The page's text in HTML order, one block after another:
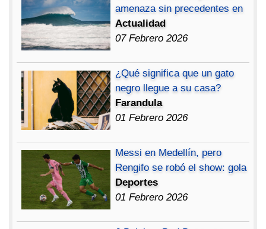
amenaza sin precedentes en
Actualidad
07 Febrero 2026
¿Qué significa que un gato
negro llegue a su casa?
Farandula
01 Febrero 2026
Messi en Medellín, pero
Rengifo se robó el show: gola
Deportes
01 Febrero 2026